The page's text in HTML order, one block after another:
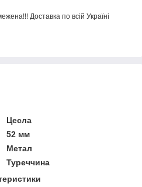
Доставка по всій Україні
Цесла
52 мм
Метал
Туреччина